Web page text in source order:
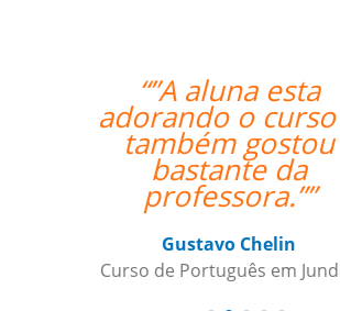
“”I really enjoyed
teaching style
I've really grown
confidence with
Portuguese.I'm
forward to
my lessons.””